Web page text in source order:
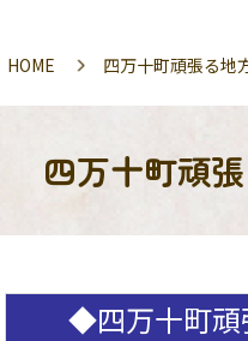
HOME 四万十町頑張る地
四万十町頑
◆四万十町頑